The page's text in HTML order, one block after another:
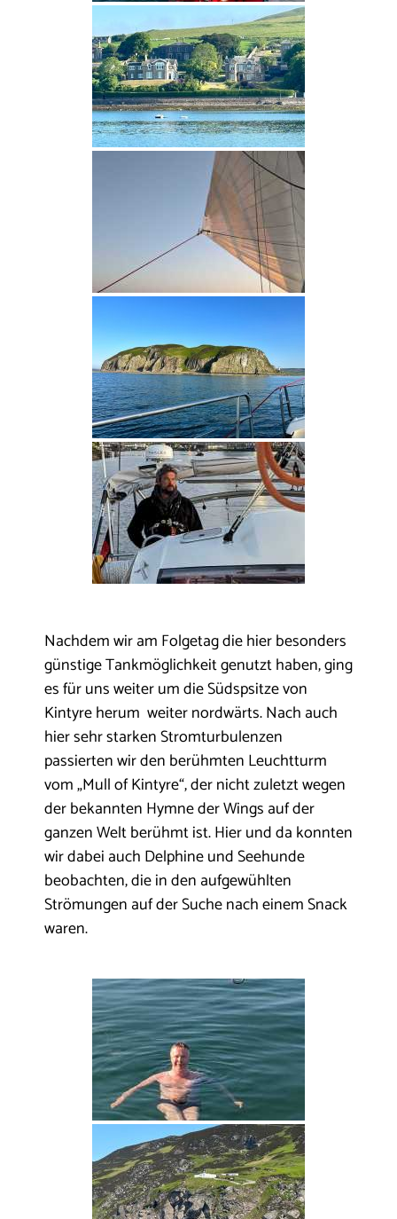
Nachdem wir am Folgetag die hier besonders
günstige Tankmöglichkeit genutzt haben, ging
es für uns weiter um die Südspsitze von
Kintyre herum weiter nordwärts. Nach auch
hier sehr starken Stromturbulenzen
passierten wir den berühmten Leuchtturm
vom „Mull of Kintyre“, der nicht zuletzt wegen
der bekannten Hymne der Wings auf der
ganzen Welt berühmt ist. Hier und da konnten
wir dabei auch Delphine und Seehunde
beobachten, die in den aufgewühlten
Strömungen auf der Suche nach einem Snack
waren.